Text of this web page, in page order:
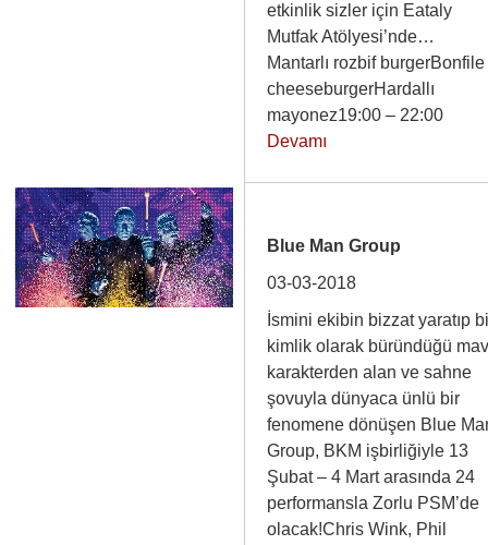
etkinlik sizler için Eataly
Mutfak Atölyesi’nde…
Mantarlı rozbif burgerBonfile
cheeseburgerHardallı
mayonez19:00 – 22:00
Devamı
Blue Man Group
03-03-2018
İsmini ekibin bizzat yaratıp
kimlik olarak büründüğü
karakterden alan ve sahne
şovuyla dünyaca ünlü bir
fenomene dönüşen Blue
Group, BKM işbirliğiyle 13
Şubat – 4 Mart arasında 24
performansla Zorlu PSM’de
olacak!Chris Wink, Phil